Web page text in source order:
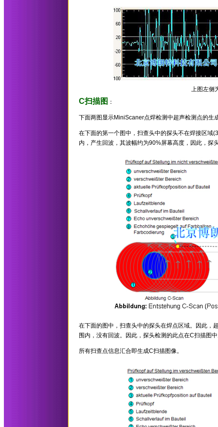
上图左侧
C扫描图 ：
下面两图显示MiniScaner点焊检测中超声检测点的生
在下面的第一个图中，扫查头中的探头不在焊接区域
内，产生回波，其波幅约为90%屏幕高度，因此，探
在下面的图中，扫查头中的探头在焊点区域。因此，
围内，没有回波。因此，探头检测的此点在C扫描图
所有扫查点信息汇合即生成C扫描图像。